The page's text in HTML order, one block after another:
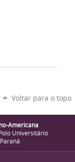
Voltar para o topo
Americana
Universitário